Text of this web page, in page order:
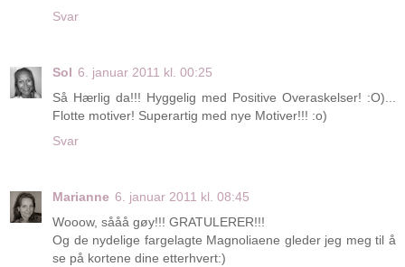
Svar
Sol 6. januar 2011 kl. 00:25
Så Hærlig da!!! Hyggelig med Positive Overaskelser! :O)...
Flotte motiver! Superartig med nye Motiver!!! :o)
Svar
Marianne 6. januar 2011 kl. 08:45
Wooow, sååå gøy!!! GRATULERER!!!
Og de nydelige fargelagte Magnoliaene gleder jeg meg til å
se på kortene dine etterhvert:)